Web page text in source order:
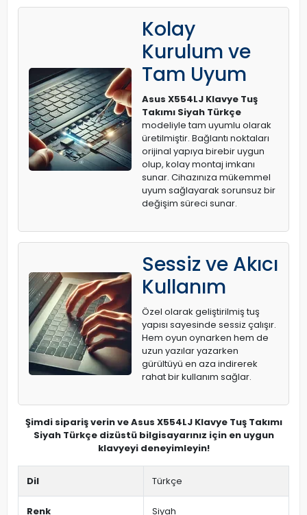
Kolay
Kurulum ve
Tam Uyum
Asus X554LJ Klavye Tuş
Takımı Siyah Türkçe
modeliyle tam uyumlu olarak
üretilmiştir. Bağlantı noktaları
orijinal yapıya birebir uygun
olup, kolay montaj imkanı
sunar. Cihazınıza mükemmel
uyum sağlayarak sorunsuz bir
değişim süreci sunar.
Sessiz ve Akıcı
Kullanım
Özel olarak geliştirilmiş tuş
yapısı sayesinde sessiz çalışır.
Hem oyun oynarken hem de
uzun yazılar yazarken
gürültüyü en aza indirerek
rahat bir kullanım sağlar.
Şimdi sipariş verin ve Asus X554LJ Klavye Tuş Takımı
Siyah Türkçe dizüstü bilgisayarınız için en uygun
klavyeyi deneyimleyin!
Dil Türkçe
Renk Siyah